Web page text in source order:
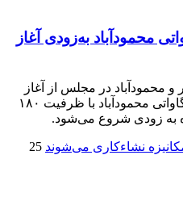
نیروگاه ۵۰۰ مگاواتی محمودآباد به‌زودی آغاز
و محمودآباد در مجلس از آغاز
اجرای فاز نخست نیروگاه ۵۰۰ مگاواتی محمودآباد با ظرفیت ۱۸۰
به زودی شروع می‌شود.
25